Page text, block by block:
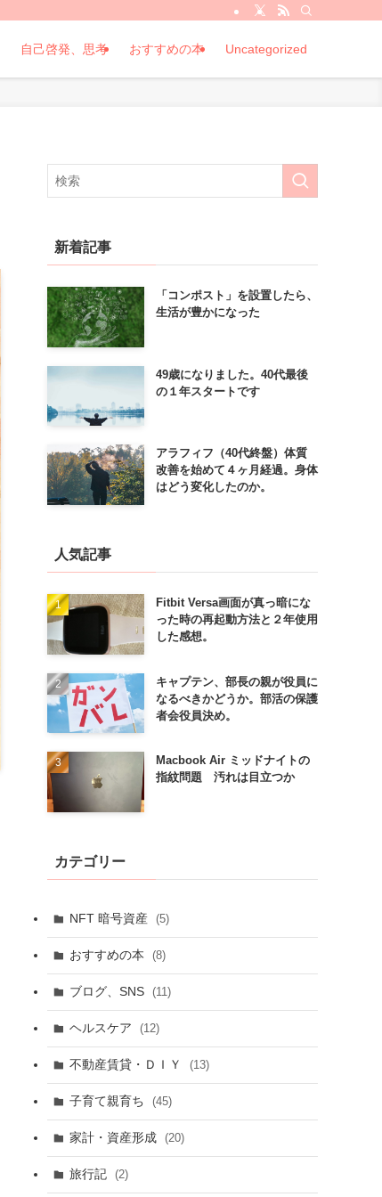
自己啓発、思考 おすすめの本 Uncategorized
新着記事
「コンポスト」を設置したら、
生活が豊かになった
49歳になりました。40代最後
の１年スタートです
アラフィフ（40代終盤）体質
改善を始めて４ヶ月経過。身体
はどう変化したのか。
人気記事
Fitbit Versa画面が真っ暗にな
った時の再起動方法と２年使用
した感想。
キャプテン、部長の親が役員に
なるべきかどうか。部活の保護
者会役員決め。
Macbook Air ミッドナイトの
指紋問題 汚れは目立つか
カテゴリー
NFT 暗号資産 (5)
おすすめの本 (8)
ブログ、SNS (11)
ヘルスケア (12)
不動産賃貸・ＤＩＹ (13)
子育て親育ち (45)
家計・資産形成 (20)
旅行記 (2)